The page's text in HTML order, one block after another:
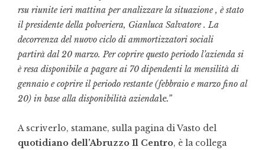
rsu riunite ieri mattina per analizzare la situazione , è stato
il presidente della polveriera, Gianluca Salvatore . La
decorrenza del nuovo ciclo di ammortizzatori sociali
partirà dal 20 marzo. Per coprire questo periodo l’azienda si
è resa disponibile a pagare ai 70 dipendenti la mensilità di
gennaio e coprire il periodo restante (febbraio e marzo fino al
20) in base alla disponibilità aziendale.”
A scriverlo, stamane, sulla pagina di Vasto del
quotidiano dell’Abruzzo Il Centro, è la collega